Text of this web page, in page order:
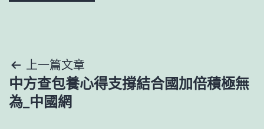
文
章
上一篇文章
中方查包養心得支撐結合國加倍積極無
為_中國網